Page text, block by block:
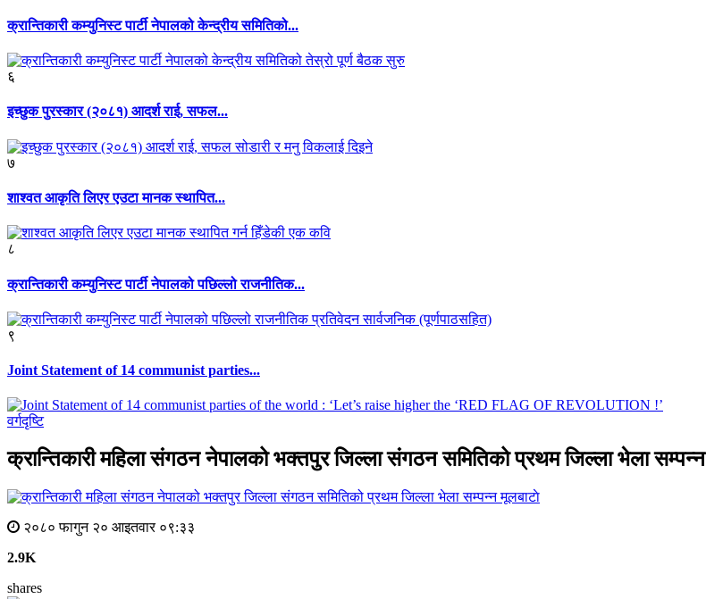
क्रान्तिकारी कम्युनिस्ट पार्टी नेपालको केन्द्रीय समितिको...
६
इच्छुक पुरस्कार (२०८१) आदर्श राई, सफल...
७
शाश्वत आकृति लिएर एउटा मानक स्थापित...
८
क्रान्तिकारी कम्युनिस्ट पार्टी नेपालको पछिल्लो राजनीतिक...
९
Joint Statement of 14 communist parties...
वर्गदृष्टि
क्रान्तिकारी महिला संगठन नेपालको भक्तपुर जिल्ला संगठन समितिको प्रथम जिल्ला भेला सम्पन्न
मूलबाटाे
२०८० फागुन २० आइतवार ०९:३३
2.9K
shares